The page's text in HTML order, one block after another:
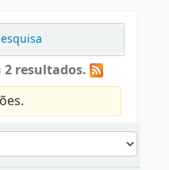
resultados.